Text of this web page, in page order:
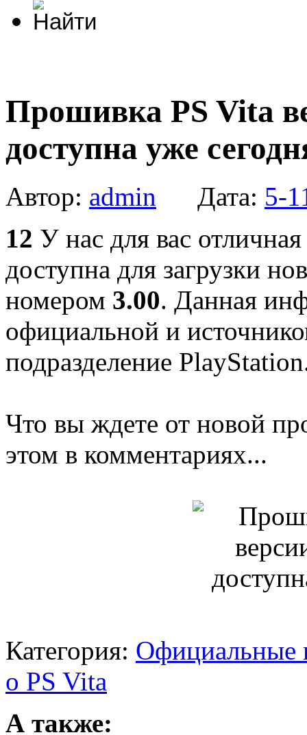
Прошивка PS Vita
доступна уже
Автор: admin Дата: 5-
12 У нас для вас
доступна для загрузки
номером 3.00. Данная
официальной и
подразделение
Что вы ждете от новой
этом в комментариях...
Категория: Официальные
о PS Vita
А также: